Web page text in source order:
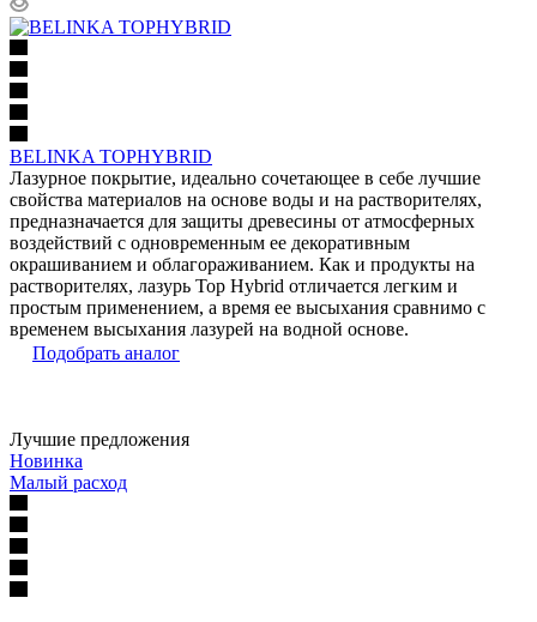
BELINKA TOPHYBRID
Лазурное покрытие, идеально сочетающее в себе лучшие
свойства материалов на основе воды и на растворителях,
предназначается для защиты древесины от атмосферных
воздействий с одновременным ее декоративным
окрашиванием и облагораживанием. Как и продукты на
растворителях, лазурь Top Hybrid отличается легким и
простым применением, а время ее высыхания сравнимо с
временем высыхания лазурей на водной основе.
Подобрать аналог
Лучшие предложения
Новинка
Малый расход